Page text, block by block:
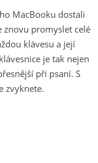
MacBooku dostali
promyslet celé
klávesu a její
je tak nejen
při psaní. S
zvyknete.